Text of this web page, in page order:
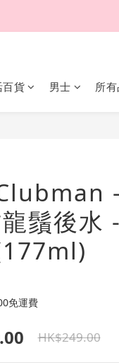
百貨 男士 所
鬚後水
免運費
HK$249.00